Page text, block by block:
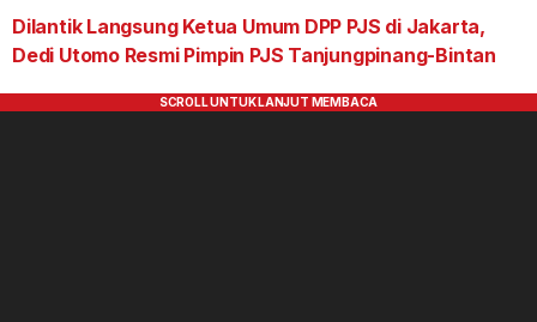
Dilantik Langsung Ketua Umum DPP PJS di Jakarta,
Dedi Utomo Resmi Pimpin PJS Tanjungpinang-Bintan